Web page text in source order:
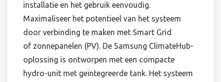
installatie en het gebruik eenvoudig.
Maximaliseer het potentieel van het systeem
door verbinding te maken met Smart Grid
of zonnepanelen (PV). De Samsung ClimateHub-
oplossing is ontworpen met een compacte
hydro-unit met geïntegreerde tank. Het systeem